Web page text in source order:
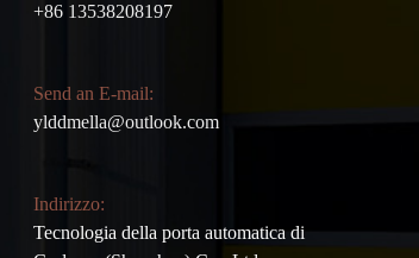
+86 13538208197
Send an E-mail:
ylddmella@outlook.com
Indirizzo:
Tecnologia della porta automatica di